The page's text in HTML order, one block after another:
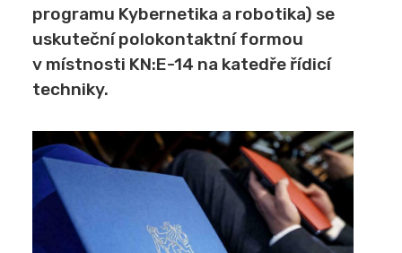
programu Kybernetika a robotika) se
uskuteční polokontaktní formou
v místnosti KN:E-14 na katedře řídicí
techniky.